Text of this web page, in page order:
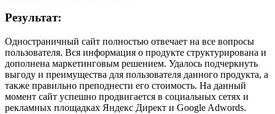
Результат:
Одностраничный сайт полностью отвечает на все вопросы
пользователя. Вся информация о продукте структурирована и
дополнена маркетинговым решением. Удалось подчеркнуть
выгоду и преимущества для пользователя данного продукта, а
также правильно преподнести его стоимость. На данный
момент сайт успешно продвигается в социальных сетях и
рекламных площадках Яндекс Директ и Google Adwords.